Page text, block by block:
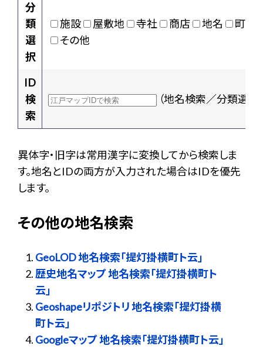
分
類
選
択
施設 屋敷地 寺社 商店 地名
町村
その他
ID
検
索
（地名検索／分類選択
異体字・旧字は常用漢字に変換してから検索しま
す。地名とIDの両方が入力された場合はIDを優先
します。
その他の地名検索
GeoLOD 地名検索「提灯掛横町ト云」
歴史地名マップ 地名検索「提灯掛横町ト
云」
Geoshapeリポジトリ 地名検索「提灯掛横
町ト云」
Googleマップ 地名検索「提灯掛横町ト云」